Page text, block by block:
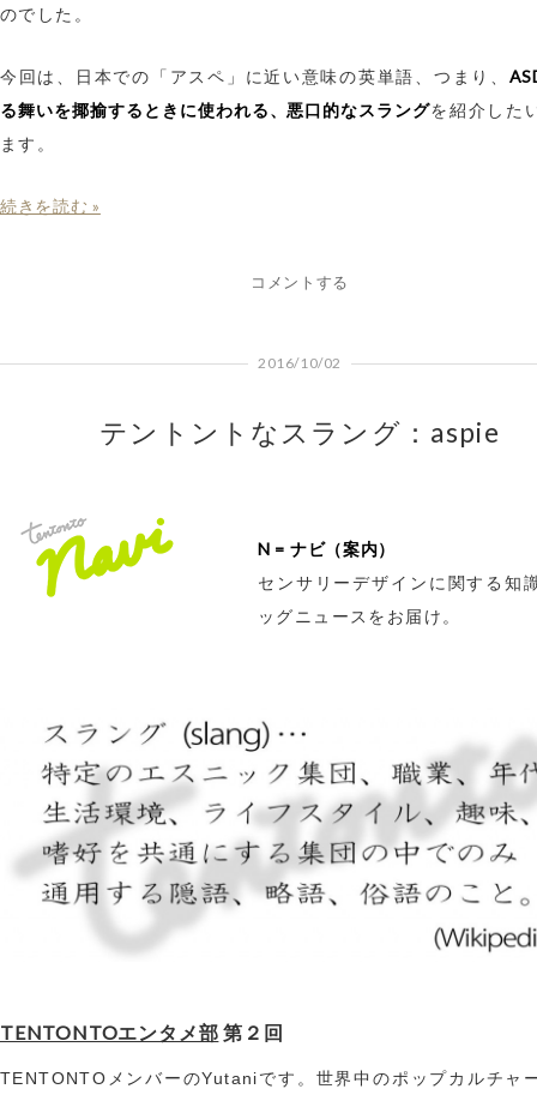
のでした。
今回は、日本での「アスペ」に近い意味の英単語、つまり、
る舞いを揶揄するときに使われる、悪口的なスラングを紹介した
ます。
続きを読む »
コメントする
2016/10/02
テントントなスラング：aspie
N = ナビ（案内）
センサリーデザインに関する知
ッグニュースをお届け。
TENTONTOエンタメ部 第２回
TENTONTOメンバーのYutaniです。世界中のポップカルチャ